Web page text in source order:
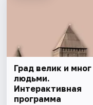
Град велик и мног
людьми.
Интерактивная
программа